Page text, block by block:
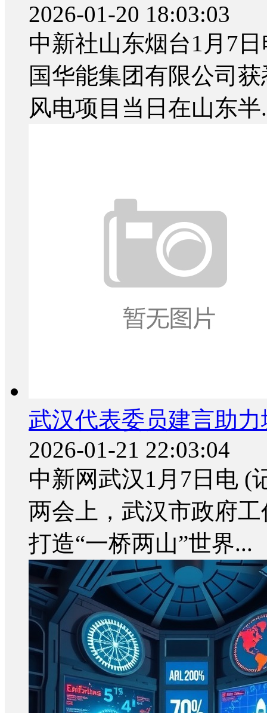
2026-01-20 18:03:03
中新社山东烟台1月7
国华能集团有限公司
风电项目当日在山东半
武汉代表委员建言助力
2026-01-21 22:03:04
中新网武汉1月7日电 (
两会上，武汉市政府
打造“一桥两山”世界...